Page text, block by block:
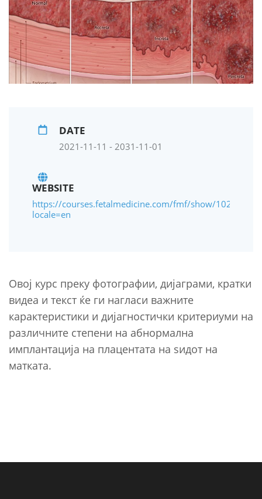
DATE
2021-11-11 - 2031-11-01
WEBSITE
https://courses.fetalmedicine.com/fmf/show/1026?
locale=en
Овој курс преку фотографии, дијаграми, кратки
видеа и текст ќе ги нагласи важните
карактеристики и дијагностички критериуми на
различните степени на абнормална
имплантација на плацентата на ѕидот на
матката.